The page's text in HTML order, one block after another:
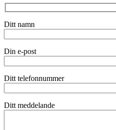
Ditt namn
Din e-post
Ditt telefonnummer
Ditt meddelande